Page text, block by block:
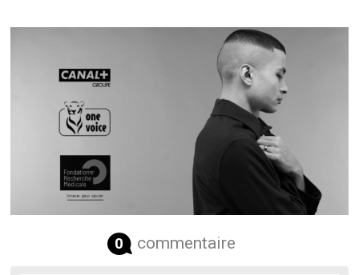
0 commentaire